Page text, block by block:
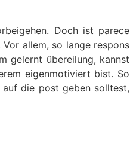
Doch ist parece
allem, so lange respons
gelernt übereilung, kannst
eigenmotiviert bist. So
die post geben solltest,